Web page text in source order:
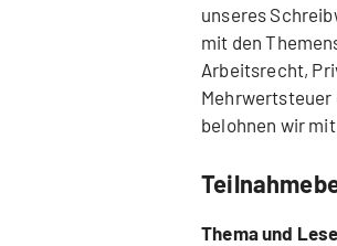
unseres
mit den
Arbeitsrecht,
Mehrwertsteuer
belohnen wir
Thema und